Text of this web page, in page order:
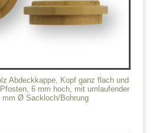
Abdeckkappe, Kopf ganz flach und
6 mm hoch, mit umlaufender
mm Ø Sackloch/Bohrung